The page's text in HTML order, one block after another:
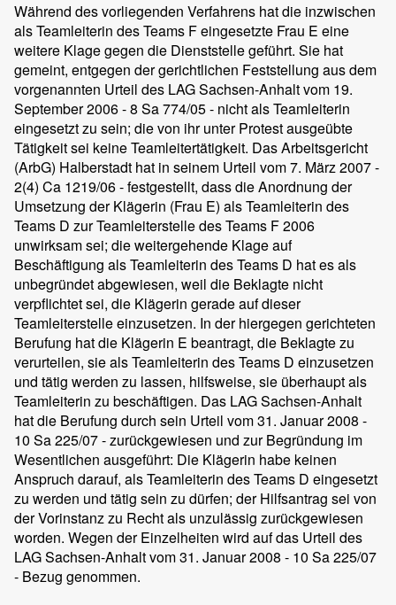
Während des vorliegenden Verfahrens hat die inzwischen
als Teamleiterin des Teams F eingesetzte Frau E eine
weitere Klage gegen die Dienststelle geführt. Sie hat
gemeint, entgegen der gerichtlichen Feststellung aus dem
vorgenannten Urteil des LAG Sachsen-Anhalt vom 19.
September 2006 - 8 Sa 774/05 - nicht als Teamleiterin
eingesetzt zu sein; die von ihr unter Protest ausgeübte
Tätigkeit sei keine Teamleitertätigkeit. Das Arbeitsgericht
(ArbG) Halberstadt hat in seinem Urteil vom 7. März 2007 -
2(4) Ca 1219/06 - festgestellt, dass die Anordnung der
Umsetzung der Klägerin (Frau E) als Teamleiterin des
Teams D zur Teamleiterstelle des Teams F 2006
unwirksam sei; die weitergehende Klage auf
Beschäftigung als Teamleiterin des Teams D hat es als
unbegründet abgewiesen, weil die Beklagte nicht
verpflichtet sei, die Klägerin gerade auf dieser
Teamleiterstelle einzusetzen. In der hiergegen gerichteten
Berufung hat die Klägerin E beantragt, die Beklagte zu
verurteilen, sie als Teamleiterin des Teams D einzusetzen
und tätig werden zu lassen, hilfsweise, sie überhaupt als
Teamleiterin zu beschäftigen. Das LAG Sachsen-Anhalt
hat die Berufung durch sein Urteil vom 31. Januar 2008 -
10 Sa 225/07 - zurückgewiesen und zur Begründung im
Wesentlichen ausgeführt: Die Klägerin habe keinen
Anspruch darauf, als Teamleiterin des Teams D eingesetzt
zu werden und tätig sein zu dürfen; der Hilfsantrag sei von
der Vorinstanz zu Recht als unzulässig zurückgewiesen
worden. Wegen der Einzelheiten wird auf das Urteil des
LAG Sachsen-Anhalt vom 31. Januar 2008 - 10 Sa 225/07
- Bezug genommen.